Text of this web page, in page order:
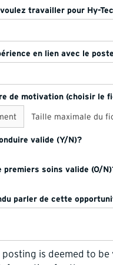
travailler pour Hy-
en lien avec le
de motivation (choisir le
Taille maximale du
valide (Y/N)?
soins valide (O/
parler de cette
is deemed to